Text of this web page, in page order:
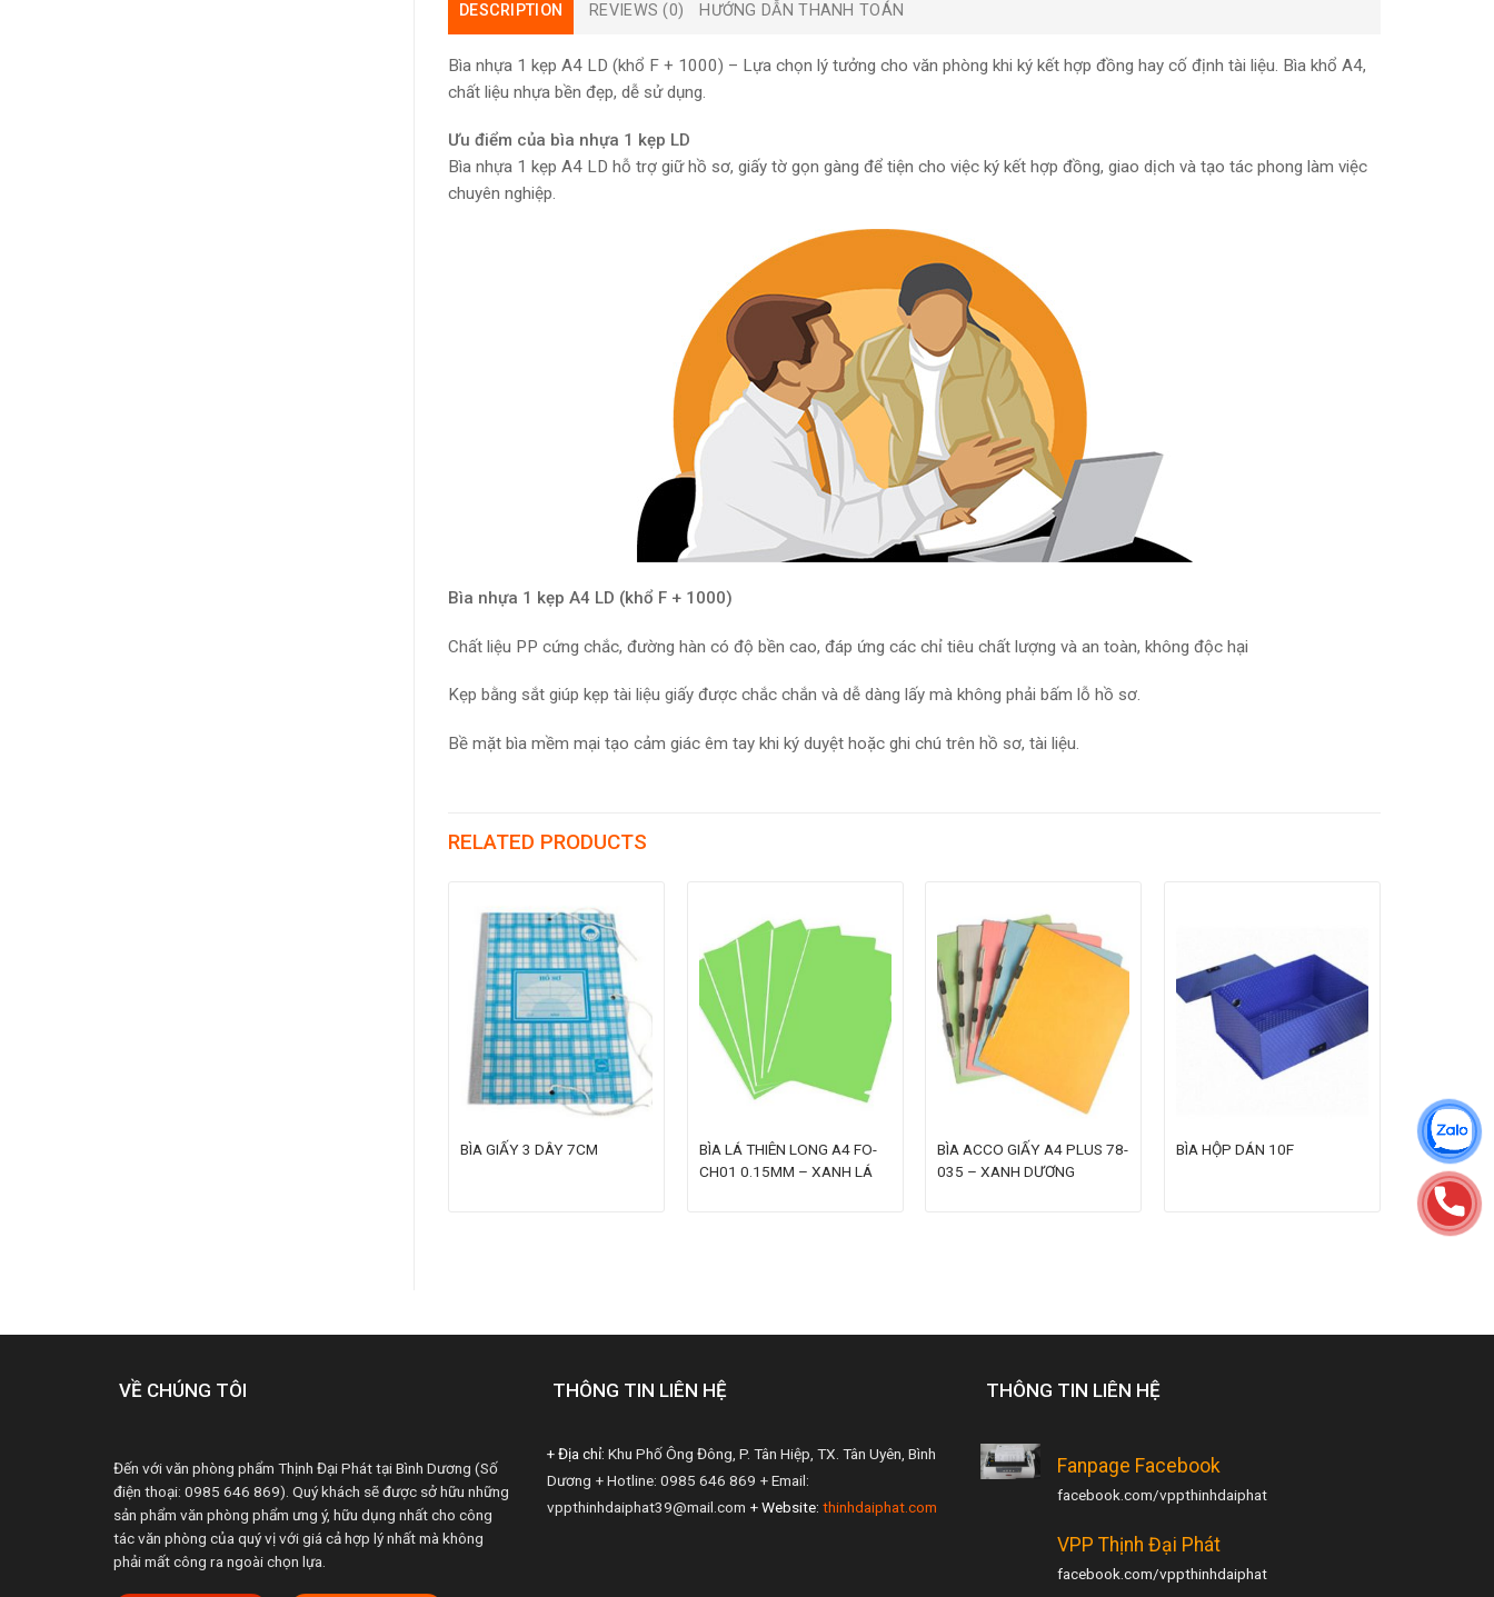
DESCRIPTION REVIEWS (0) HƯỚNG DẪN THANH TOÁN
Bìa nhựa 1 kẹp A4 LD (khổ F + 1000) – Lựa chọn lý tưởng cho văn phòng khi ký kết hợp đồng hay cố định tài liệu. Bìa khổ A4,
chất liệu nhựa bền đẹp, dễ sử dụng.
Ưu điểm của bìa nhựa 1 kẹp LD
Bìa nhựa 1 kẹp A4 LD hỗ trợ giữ hồ sơ, giấy tờ gọn gàng để tiện cho việc ký kết hợp đồng, giao dịch và tạo tác phong làm việc
chuyên nghiệp.
Bìa nhựa 1 kẹp A4 LD (khổ F + 1000)
Chất liệu PP cứng chắc, đường hàn có độ bền cao, đáp ứng các chỉ tiêu chất lượng và an toàn, không độc hại
Kẹp bằng sắt giúp kẹp tài liệu giấy được chắc chắn và dễ dàng lấy mà không phải bấm lỗ hồ sơ.
Bề mặt bìa mềm mại tạo cảm giác êm tay khi ký duyệt hoặc ghi chú trên hồ sơ, tài liệu.
RELATED PRODUCTS
BÌA GIẤY 3 DÂY 7CM
BÌA LÁ THIÊN LONG A4 FO-
CH01 0.15MM – XANH LÁ
BÌA ACCO GIẤY A4 PLUS 78-
035 – XANH DƯƠNG
BÌA HỘP DÁN 10F
VỀ CHÚNG TÔI
Đến với văn phòng phẩm Thịnh Đại Phát tại Bình Dương (Số
điện thoại: 0985 646 869). Quý khách sẽ được sở hữu những
sản phẩm văn phòng phẩm ưng ý, hữu dụng nhất cho công
tác văn phòng của quý vị với giá cả hợp lý nhất mà không
phải mất công ra ngoài chọn lựa.
THÔNG TIN LIÊN HỆ
+ Địa chỉ: Khu Phố Ông Đông, P. Tân Hiệp, TX. Tân Uyên, Bình
Dương + Hotline: 0985 646 869 + Email:
vppthinhdaiphat39@mail.com + Website: thinhdaiphat.com
THÔNG TIN LIÊN HỆ
Fanpage Facebook
facebook.com/vppthinhdaiphat
VPP Thịnh Đại Phát
facebook.com/vppthinhdaiphat